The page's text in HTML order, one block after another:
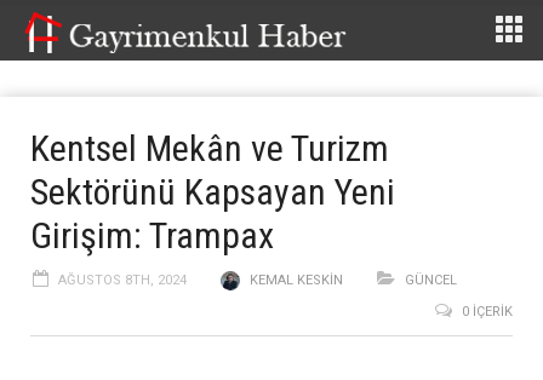
Kentsel Mekân ve Turizm
Sektörünü Kapsayan Yeni
Girişim: Trampax
AĞUSTOS 8TH, 2024 KEMAL KESKIN
GÜNCEL
0 İÇERIK